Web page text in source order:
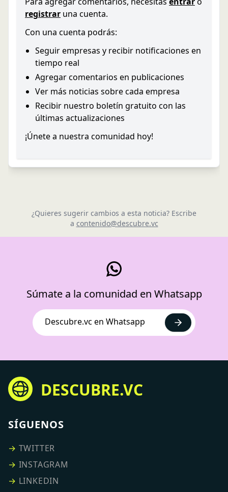
registrar una cuenta.
Con una cuenta podrás:
Seguir empresas y recibir notificaciones en
tiempo real
Agregar comentarios en publicaciones
Ver más noticias sobre cada empresa
Recibir nuestro boletín gratuito con las
últimas actualizaciones
¡Únete a nuestra comunidad hoy!
¿Quieres sugerir cambios a esta noticia? Escribe
a contenido@descubre.vc
Súmate a la comunidad en Whatsapp
Descubre.vc en Whatsapp
DESCUBRE.VC
SÍGUENOS
→ TWITTER
→ INSTAGRAM
→ LINKEDIN